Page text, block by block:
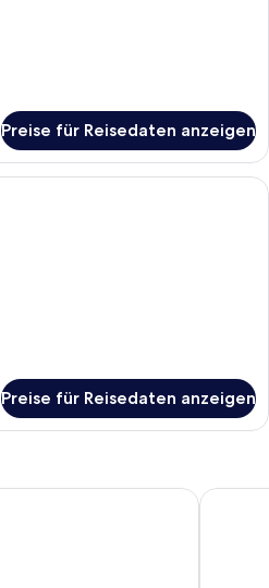
Preise für Reisedaten anzeigen
Ein Schlafzimmer mit Bett,
Preise für Reisedaten anzeigen
Holiday